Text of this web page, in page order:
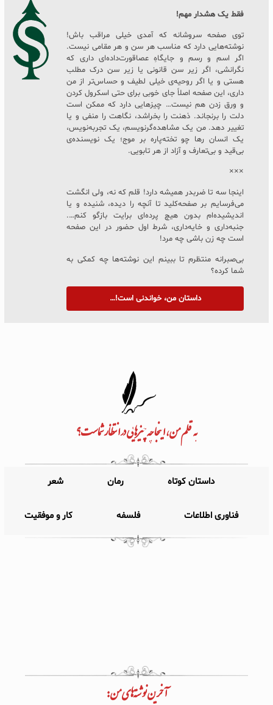
فقط یک هشدار مهم!
توی صفحه سروشانه که آمدی خیلی مراقب باش!
نوشته‌هایی دارد که مناسب هر سن و هر مقامی نیست.
اگر اسم و رسم و جایگاهِ عصاقورت‌داده‌ای داری که
نگرانشی، اگر زیر سن قانونی یا زیر سن درک مطلب
هستی و یا اگر روحیه‌ی خیلی لطیف و حساس‌تر از من
داری، این صفحه اصلاً جای خوبی برای حتی اسکرول کردن
و ورق زدن هم نیست… چیزهایی دارد که ممکن است
دلت را برنجاند. ذهنت را بخراشد، نگاهت را منفی و یا
تغییر دهد. من یک مشاهده‌گرنویسم، یک تجربه‌نویس،
یک انسان رها چو تخته‌پاره بر موج؛ یک نویسنده‌ی
بی‌قید و بی‌تعارف و آزاد از هر تابویی.
×××
اینجا سه تا ضربدر همیشه دارد! قلم که نه، ولی انگشت
می‌فرسایم بر صفحه‌کلید تا آنچه را دیده، شنیده و یا
اندیشیده‌ام بدون هیچ پرده‌ای برایت بازگو کنم….
جنبه‌داری و خایه‌داری، شرط اول حضور در این صفحه
است چه زن باشی چه مرد!
بی‌صبرانه منتظرم تا ببینم این نوشته‌ها چه کمکی به
شما کرده؟
داستان من، خواندنی است!…
به قلم من، اینجا چه چیزهایی در انتظار شماست؟
داستان کوتاه رمان شعر
فناوری اطلاعات فلسفه کار و موفقیت
آخرین نوشته‌های من: